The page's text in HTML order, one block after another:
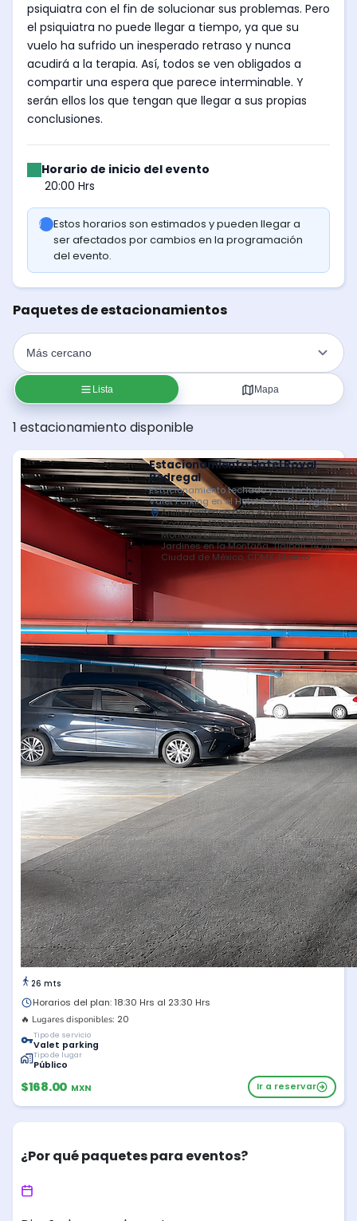
psiquiatra con el fin de solucionar sus problemas. Pero
el psiquiatra no puede llegar a tiempo, ya que su
vuelo ha sufrido un inesperado retraso y nunca
acudirá a la terapia. Así, todos se ven obligados a
compartir una espera que parece interminable. Y
serán ellos los que tengan que llegar a sus propias
conclusiones.
Horario de inicio del evento
20:00 Hrs
Estos horarios son estimados y pueden llegar a
ser afectados por cambios en la programación
del evento.
Paquetes de estacionamientos
Lista Mapa
1 estacionamiento disponible
26 mts
Estacionamiento Hotel Royal
Pedregal
Estacionamiento techado y sin techo con
Valet Parking en el Hotel Royal Pedregal
Anillo Periférico (Blvd Adolfo Ruiz
Cortines) 4363 Col. Jardines En La
Montaña Deleg, Pico de Tolima S/N,
Jardines en la Montaña, Tlalpan, 14210
Ciudad de México, CDMX, Mexico
Horarios del plan: 18:30 Hrs al 23:30 Hrs
🔥 Lugares disponibles: 20
Tipo de servicio
Valet parking
Tipo de lugar
Público
$168.00 MXN Ir a reservar
¿Por qué paquetes para eventos?